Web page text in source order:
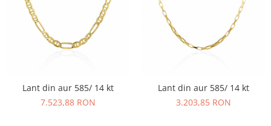
Lant din aur 585/ 14 kt
7.523,88 RON
Lant din aur 585/ 14 kt
3.203,85 RON